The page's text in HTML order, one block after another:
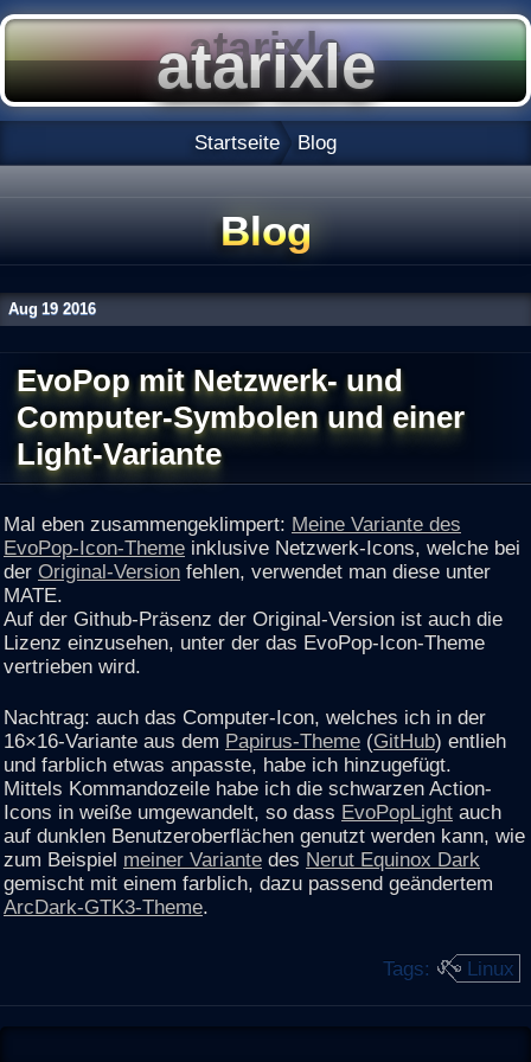
Startseite Blog
Blog
Aug 19 2016
EvoPop mit Netzwerk- und
Computer-Symbolen und einer
Light-Variante
Mal eben zusammengeklimpert: Meine Variante des
EvoPop-Icon-Theme inklusive Netzwerk-Icons, welche bei
der Original-Version fehlen, verwendet man diese unter
MATE.
Auf der Github-Präsenz der Original-Version ist auch die
Lizenz einzusehen, unter der das EvoPop-Icon-Theme
vertrieben wird.
Nachtrag: auch das Computer-Icon, welches ich in der
16×16-Variante aus dem Papirus-Theme (GitHub) entlieh
und farblich etwas anpasste, habe ich hinzugefügt.
Mittels Kommandozeile habe ich die schwarzen Action-
Icons in weiße umgewandelt, so dass EvoPopLight auch
auf dunklen Benutzeroberflächen genutzt werden kann, wie
zum Beispiel meiner Variante des Nerut Equinox Dark
gemischt mit einem farblich, dazu passend geändertem
ArcDark-GTK3-Theme.
Tags: Linux